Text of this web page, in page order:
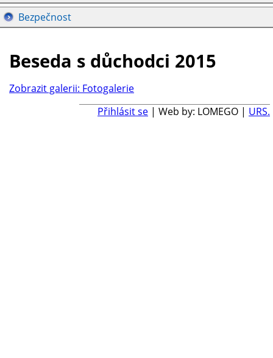
Bezpečnost
Beseda s důchodci 2015
Zobrazit galerii: Fotogalerie
Přihlásit se | Web by: LOMEGO | URS.